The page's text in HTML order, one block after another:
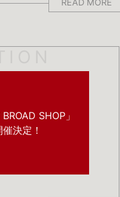
SHOP」
決定！